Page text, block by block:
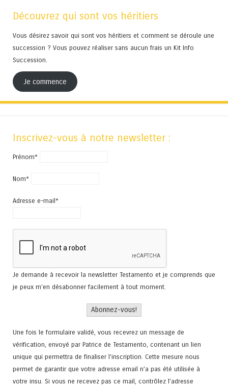
Découvrez qui sont vos héritiers
Vous désirez savoir qui sont vos héritiers et comment se déroule une
succession ? Vous pouvez réaliser sans aucun frais un Kit Info
Succession.
Je commence
Inscrivez-vous à notre newsletter :
Prénom*
Nom*
Adresse e-mail*
Je demande à recevoir la newsletter Testamento et je comprends que
je peux m'en désabonner facilement à tout moment.
Une fois le formulaire validé, vous recevrez un message de
vérification, envoyé par Patrice de Testamento, contenant un lien
unique qui permettra de finaliser l'inscription. Cette mesure nous
permet de garantir que votre adresse email n’a pas été utilisée à
votre insu. Si vous ne recevez pas ce mail, contrôlez l’adresse